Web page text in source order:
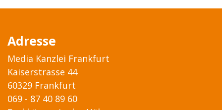
Adresse
Media Kanzlei Frankfurt
Kaiserstrasse 44
60329 Frankfurt
069 - 87 40 89 60